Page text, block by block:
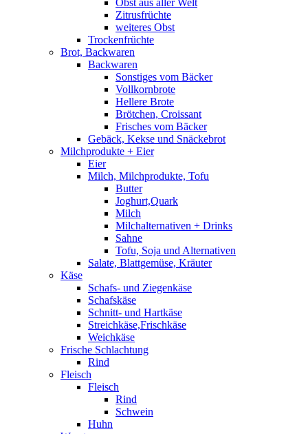
Obst aus aller Welt
Zitrusfrüchte
weiteres Obst
Trockenfrüchte
Brot, Backwaren
Backwaren
Sonstiges vom Bäcker
Vollkornbrote
Hellere Brote
Brötchen, Croissant
Frisches vom Bäcker
Gebäck, Kekse und Snäckebrot
Milchprodukte + Eier
Eier
Milch, Milchprodukte, Tofu
Butter
Joghurt,Quark
Milch
Milchalternativen + Drinks
Sahne
Tofu, Soja und Alternativen
Salate, Blattgemüse, Kräuter
Käse
Schafs- und Ziegenkäse
Schafskäse
Schnitt- und Hartkäse
Streichkäse,Frischkäse
Weichkäse
Frische Schlachtung
Rind
Fleisch
Fleisch
Rind
Schwein
Huhn